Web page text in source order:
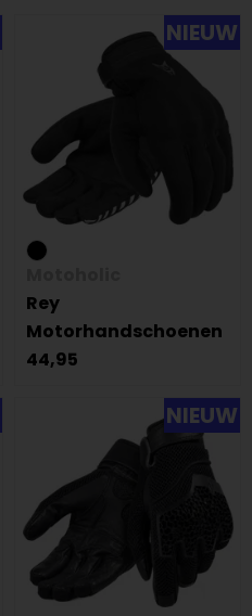
NIEUW
Rey
Motorhandschoenen
44,95
NIEUW